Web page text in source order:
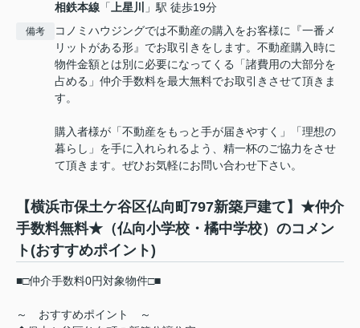
相鉄本線 「上星川 」駅 徒歩19分
備考
コノミハウジングでは不動産の購入をお客様に『一番メ
リットがある形』でお取引きをします。不動産購入時に
物件金額とは別に必要になってくる「諸費用の大部分を
占める」仲介手数料を最大無料でお取引きさせて頂きま
す。
購入者様が「不動産をもっと手が届きやすく」「理想の
暮らし」を手に入れられるよう、精一杯のご協力をさせ
て頂きます。ぜひお気軽にお問い合わせ下さい。
【横浜市保土ケ谷区仏向町797新築戸建て】★仲介
手数料無料★（仏向小学校・橘中学校）のコメン
ト(おすすめポイント)
■□仲介手数料0円対象物件□■
～ おすすめポイント ～